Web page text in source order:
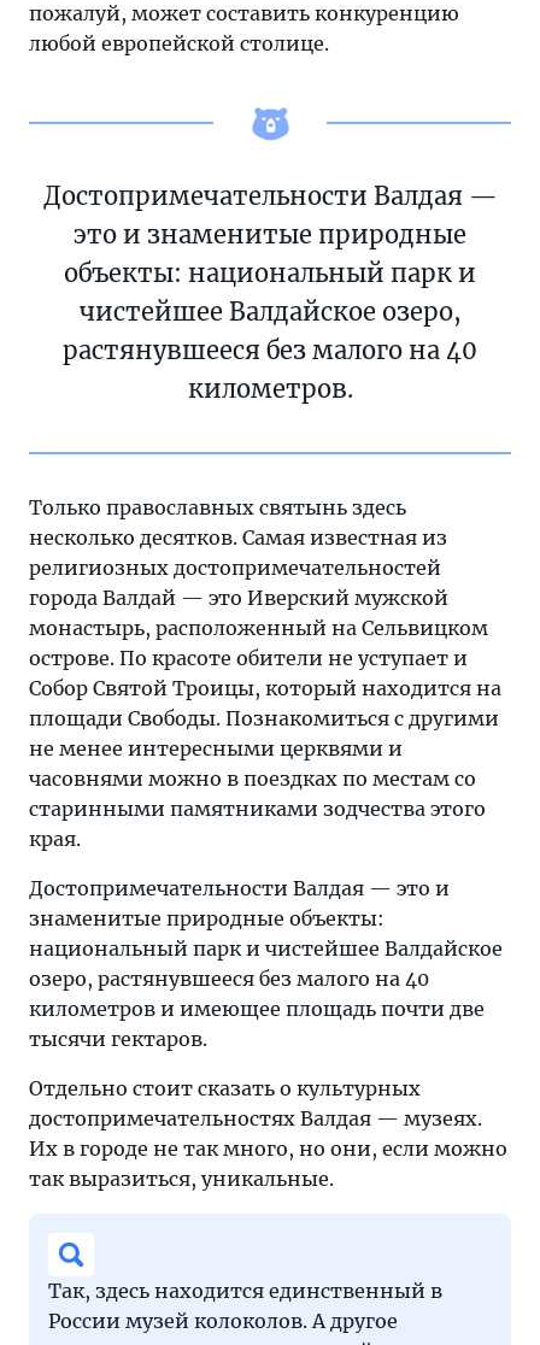
пожалуй, может составить конкуренцию
любой европейской столице.
Достопримечательности Валдая —
это и знаменитые природные
объекты: национальный парк и
чистейшее Валдайское озеро,
растянувшееся без малого на 40
километров.
Только православных святынь здесь
несколько десятков. Самая известная из
религиозных достопримечательностей
города Валдай — это Иверский мужской
монастырь, расположенный на Сельвицком
острове. По красоте обители не уступает и
Собор Святой Троицы, который находится на
площади Свободы. Познакомиться с другими
не менее интересными церквями и
часовнями можно в поездках по местам со
старинными памятниками зодчества этого
края.
Достопримечательности Валдая — это и
знаменитые природные объекты:
национальный парк и чистейшее Валдайское
озеро, растянувшееся без малого на 40
километров и имеющее площадь почти две
тысячи гектаров.
Отдельно стоит сказать о культурных
достопримечательностях Валдая — музеях.
Их в городе не так много, но они, если можно
так выразиться, уникальные.
Так, здесь находится единственный в
России музей колоколов. А другое